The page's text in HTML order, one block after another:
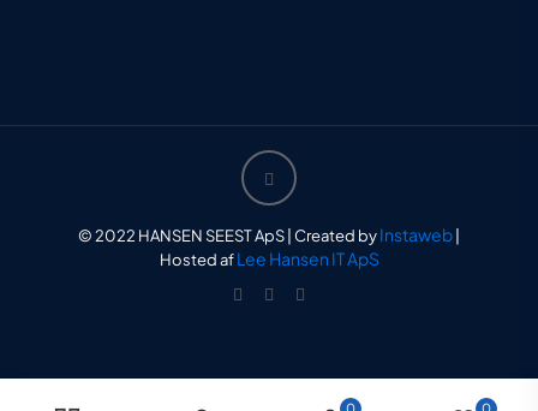
© 2022 HANSEN SEEST ApS | Created byInstaweb
Hosted afLee Hansen IT ApS